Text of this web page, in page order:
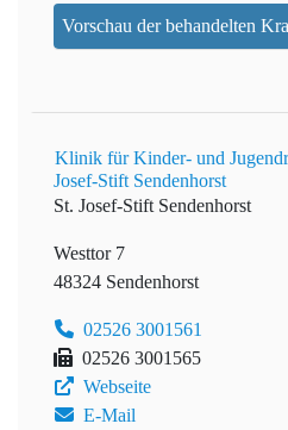
Vorschau der behandelten
Klinik für Kinder- und
Josef-Stift Sendenhorst
St. Josef-Stift Sendenhorst
Westtor 7
48324 Sendenhorst
02526 3001561
02526 3001565
Webseite
E-Mail